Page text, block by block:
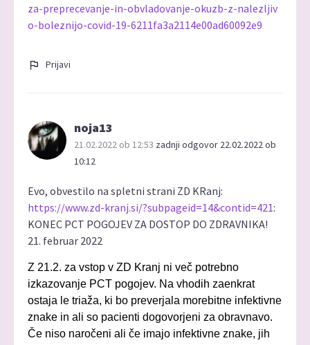
za-preprecevanje-in-obvladovanje-okuzb-z-nalezljiv
o-boleznijo-covid-19-6211fa3a2114e00ad60092e9
Prijavi
noja13
21.02.2022 ob 12:53 zadnji odgovor 22.02.2022 ob
10:12
Evo, obvestilo na spletni strani ZD KRanj:
https://www.zd-kranj.si/?subpageid=14&contid=421:
KONEC PCT POGOJEV ZA DOSTOP DO ZDRAVNIKA!
21. februar 2022
Z 21.2. za vstop v ZD Kranj ni več potrebno
izkazovanje PCT pogojev. Na vhodih zaenkrat
ostaja le triaža, ki bo preverjala morebitne infektivne
znake in ali so pacienti dogovorjeni za obravnavo.
Če niso naročeni ali če imajo infektivne znake, jih